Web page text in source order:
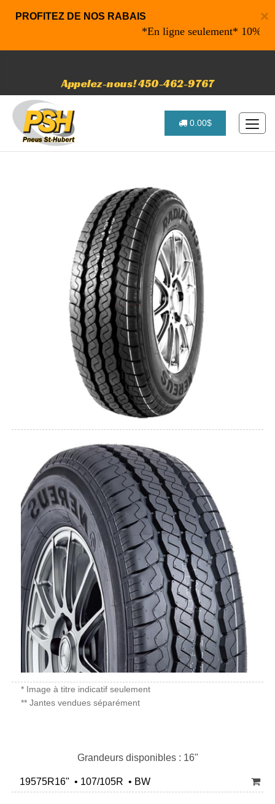
×
PROFITEZ DE NOS RABAIS
*En ligne seulement* 10% de
Appelez-nous! 450-462-9767
0.00$
* Image à titre indicatif seulement
** Jantes vendues séparément
Grandeurs disponibles : 16"
19575R16" • 107/105R • BW